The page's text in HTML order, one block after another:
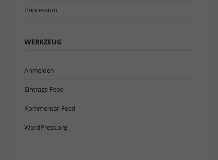
Impressum
WERKZEUG
Anmelden
Eintrags-Feed
Kommentar-Feed
WordPress.org